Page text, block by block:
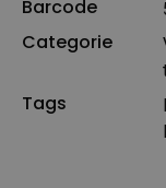
Barcode
Categorie
Tags